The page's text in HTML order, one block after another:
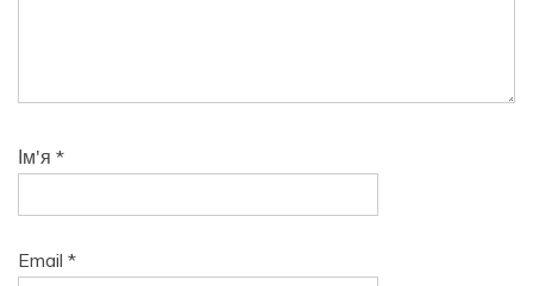
Ім'я *
Email *